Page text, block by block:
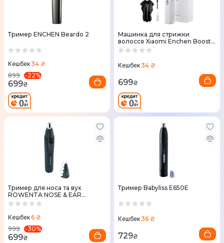
Тример ENCHEN Beardo 2
Кешбек34 ₴
899
-22%
699₴
Машинка для стрижки
волосся Xiaomi Enchen Boost
SET White
Кешбек34 ₴
699₴
Тример для носа та вух
ROWENTA NOSE & EAR
TRIMMER TN3011F0
Кешбек6 ₴
999
-30%
699₴
Тример Babyliss E650E
Кешбек36 ₴
729₴